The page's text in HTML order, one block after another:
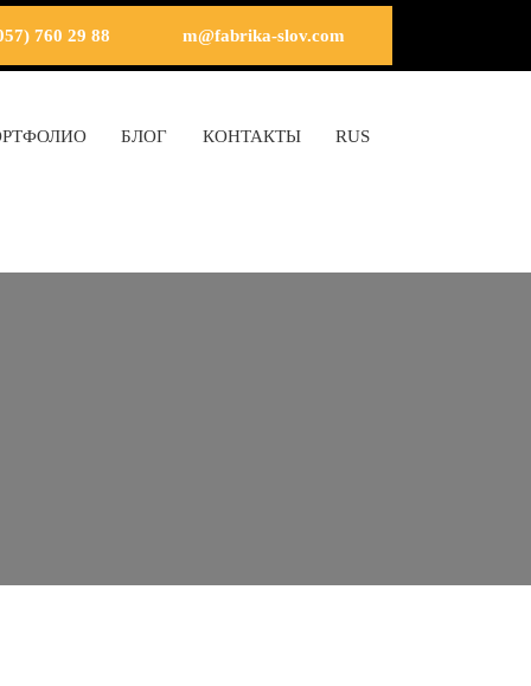
760 29 88 m@fabrika-slov.com
БЛОГ КОНТАКТЫ RUS